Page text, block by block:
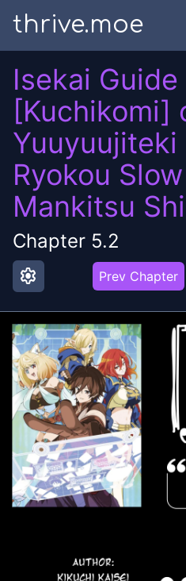
thrive.moe
Isekai Guide
[Kuchikomi]
Yuuyuujiteki
Ryokou
Mankitsu
Chapter 5.2
settings Prev Chapter